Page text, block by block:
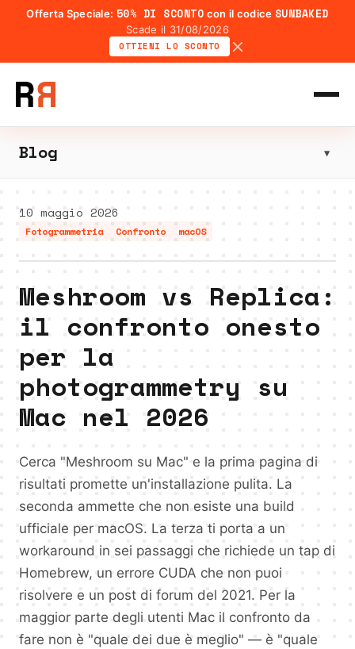
Offerta Speciale: 50% DI SCONTO con il codice SUNBAKED
Scade il 31/08/2026
OTTIENI LO SCONTO
Blog ▼
10 maggio 2026
Fotogrammetria Confronto macOS
Meshroom vs Replica:
il confronto onesto
per la
photogrammetry su
Mac nel 2026
Cerca "Meshroom su Mac" e la prima pagina di
risultati promette un'installazione pulita. La
seconda ammette che non esiste una build
ufficiale per macOS. La terza ti porta a un
workaround in sei passaggi che richiede un tap di
Homebrew, un errore CUDA che non puoi
risolvere e un post di forum del 2021. Per la
maggior parte degli utenti Mac il confronto da
fare non è "quale dei due è meglio" — è "quale